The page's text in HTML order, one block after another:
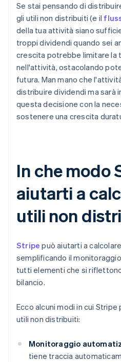
Se stai pensando di
gli utili non distribuiti (e il
della tua attività siano
troppi dividendi quando sei
crescita potrebbe limitare la
nell'attività, ostacolando
futura. Man mano che
distribuire dividendi ma sarà
questa decisione con la
sostenere una crescita
In che modo
aiutarti a
utili non
Stripe può aiutarti a
semplificando il
tutti elementi che si
bilancio.
Ecco alcuni modi in cui
utili non distribuiti:
Monitoraggio
tiene traccia